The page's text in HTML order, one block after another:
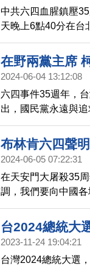
中共六四血腥鎮壓
天晚上6點40分在台
六四親歷者、中國
影片致詞，以及六
帶您看到中正紀念
在野兩黨主席
2024-06-04 13:12:08
六四事件35週年，
出，國民黨永遠與
國，守護這座華人
決於它是否能面對
候了，更重要的是
布林肯六四聲
2024-06-05 07:22:31
在天安門大屠殺35
調，我們要向中國
並與國際社會合作
台2024總統大
2023-11-24 19:04:21
台灣2024總統大選